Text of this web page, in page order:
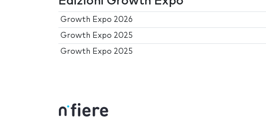
Growth Expo 2026
Growth Expo 2025
Growth Expo 2025